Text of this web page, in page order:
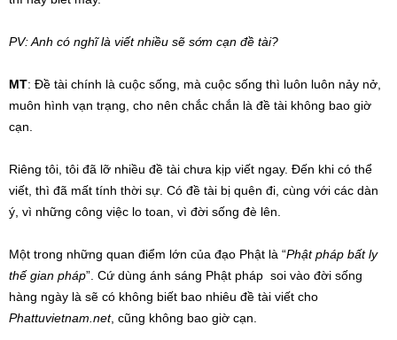
PV: Anh có nghĩ là viết nhiều sẽ sớm cạn đề tài?
MT: Đề tài chính là cuộc sống, mà cuộc sống thì luôn luôn nảy nở,
muôn hình vạn trạng, cho nên chắc chắn là đề tài không bao giờ
cạn.
Riêng tôi, tôi đã lỡ nhiều đề tài chưa kịp viết ngay. Đến khi có thể
viết, thì đã mất tính thời sự. Có đề tài bị quên đi, cùng với các dàn
ý, vì những công việc lo toan, vì đời sống đè lên.
Một trong những quan điểm lớn của đạo Phật là “Phật pháp bất ly
thế gian pháp”. Cứ dùng ánh sáng Phật pháp soi vào đời sống
hàng ngày là sẽ có không biết bao nhiêu đề tài viết cho
Phattuvietnam.net, cũng không bao giờ cạn.